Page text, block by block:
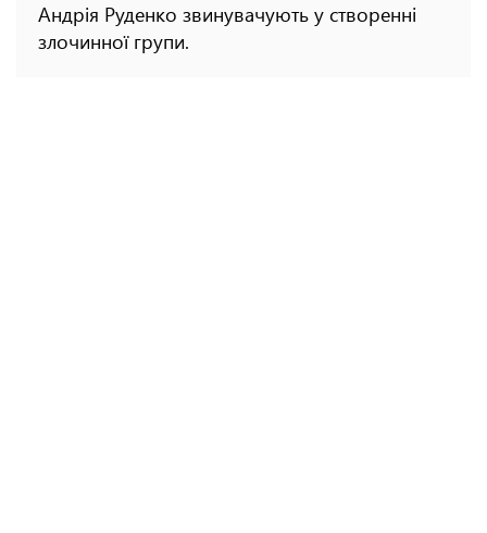
Андрія Руденко звинувачують у створенні
злочинної групи.